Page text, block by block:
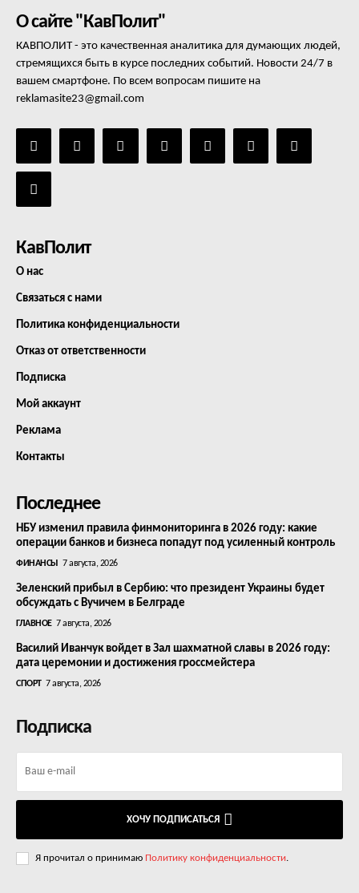
О сайте "КавПолит"
КАВПОЛИТ - это качественная аналитика для думающих людей,
стремящихся быть в курсе последних событий. Новости 24/7 в
вашем смартфоне. По всем вопросам пишите на
reklamasite23@gmail.com
КавПолит
О нас
Связаться с нами
Политика конфиденциальности
Отказ от ответственности
Подписка
Мой аккаунт
Реклама
Контакты
Последнее
НБУ изменил правила финмониторинга в 2026 году: какие
операции банков и бизнеса попадут под усиленный контроль
ФИНАНСЫ 7 августа, 2026
Зеленский прибыл в Сербию: что президент Украины будет
обсуждать с Вучичем в Белграде
ГЛАВНОЕ 7 августа, 2026
Василий Иванчук войдет в Зал шахматной славы в 2026 году:
дата церемонии и достижения гроссмейстера
СПОРТ 7 августа, 2026
Подписка
ХОЧУ ПОДПИСАТЬСЯ
Я прочитал о принимаю Политику конфиденциальности.